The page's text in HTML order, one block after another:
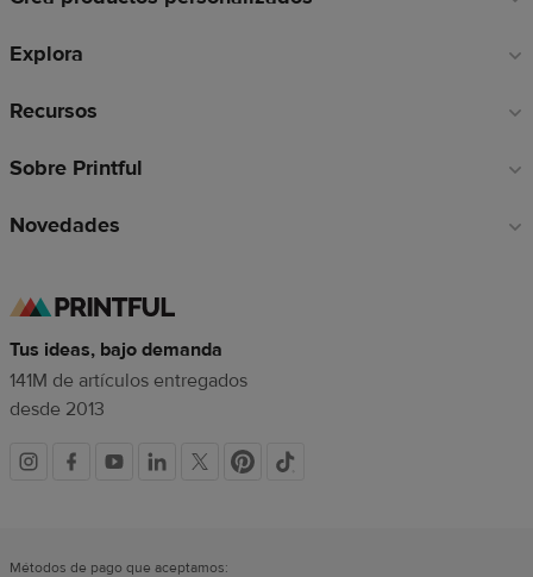
página
Explora
Recursos
Sobre Printful
Novedades
Tus ideas, bajo demanda
141M de artículos entregados
desde 2013
Redes
Métodos de pago que aceptamos: